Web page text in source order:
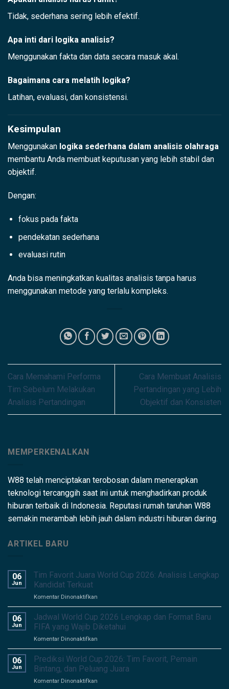
Tidak, sederhana sering lebih efektif.
Apa inti dari logika analisis?
Menggunakan fakta dan data secara masuk akal.
Bagaimana cara melatih logika?
Latihan, evaluasi, dan konsistensi.
Kesimpulan
Menggunakan logika sederhana dalam analisis olahraga
membantu Anda membuat keputusan yang lebih stabil dan
objektif.
Dengan:
fokus pada fakta
pendekatan sederhana
evaluasi rutin
Anda bisa meningkatkan kualitas analisis tanpa harus
menggunakan metode yang terlalu kompleks.
Cara Memahami Performa
Tim Sebelum Melakukan
Analisis Pertandingan
Cara Membuat Analisis
Pertandingan yang Lebih
Objektif dan Konsisten
MEMPERKENALKAN
W88 telah menciptakan terobosan dalam menerapkan
teknologi tercanggih saat ini untuk menghadirkan produk
hiburan terbaik di Indonesia. Reputasi rumah taruhan W88
semakin merambah lebih jauh dalam industri hiburan daring.
ARTIKEL BARU
06
Jun
Tim Favorit Juara World Cup 2026: Analisis Lengkap
Kandidat Terkuat
Komentar Dinonaktifkan
Tim
Favorit
Juara
World
2026:
Analisis
Lengkap
Kandidat
06
Jun
Jadwal World Cup 2026 Lengkap dan Format Baru
FIFA yang Wajib Diketahui
Komentar Dinonaktifkan
Jadwal
World
Cup
2026
06
Jun
Prediksi World Cup 2026: Tim Favorit, Pemain
Bintang, dan Peluang Juara
Komentar Dinonaktifkan